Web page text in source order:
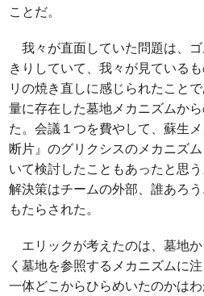
ことだ。
我々が直面していた問題は、
きりしていて、我々が見ている
リの焼き直しに感じられたこと
量に存在した墓地メカニズムか
た。会議１つを費やして、蘇生
断片』のグリクシスのメカニズ
いて検討したこともあったと思
解決策はチームの外部、誰あろ
もたらされた。
エリックが考えたのは、墓地
く墓地を参照するメカニズムに
一体どこからひらめいたのかは